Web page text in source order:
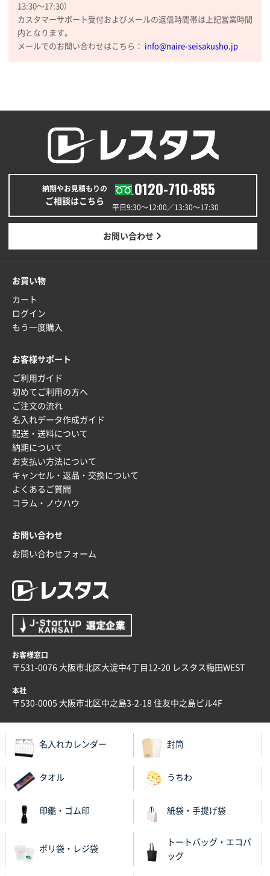
13:30〜17:30）
カスタマーサポート受付およびメールの返信時間帯は上記営業時間
内となります。
メールでのお問い合わせはこちら： info@naire-seisakusho.jp
納期やお見積もりの
ご相談はこちら
0120-710-855
平日9:30〜12:00／13:30〜17:30
お問い合わせ
お買い物
カート
ログイン
もう一度購入
お客様サポート
ご利用ガイド
初めてご利用の方へ
ご注文の流れ
名入れデータ作成ガイド
配送・送料について
納期について
お支払い方法について
キャンセル・返品・交換について
よくあるご質問
コラム・ノウハウ
お問い合わせ
お問い合わせフォーム
お客様窓口
〒531-0076 大阪市北区大淀中4丁目12-20 レスタス梅田WEST
本社
〒530-0005 大阪市北区中之島3-2-18 住友中之島ビル4F
名入れカレンダー 封筒
タオル うちわ
印鑑・ゴム印 紙袋・手提げ袋
ポリ袋・レジ袋
トートバッグ・エコバ
ッグ